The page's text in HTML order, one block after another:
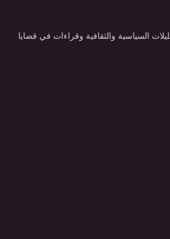
السياسية والثقافية وقراءات في قضايا